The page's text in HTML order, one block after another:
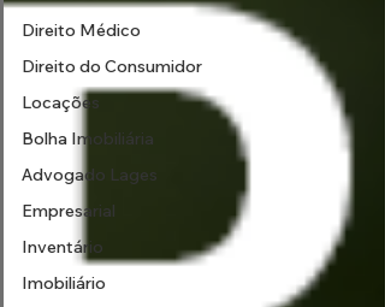
Direito Médico
Direito do Consumidor
Locações
Bolha Imobiliária
Advogado Lages
Empresarial
Inventário
Imobiliário